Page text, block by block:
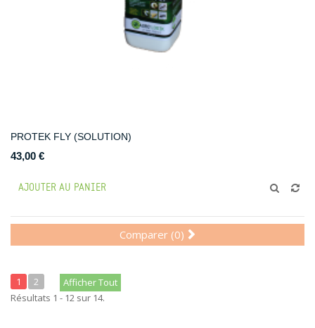
PROTEK FLY (SOLUTION)
43,00 €
AJOUTER AU PANIER
Comparer (0)
Afficher Tout
1
2
Résultats 1 - 12 sur 14.